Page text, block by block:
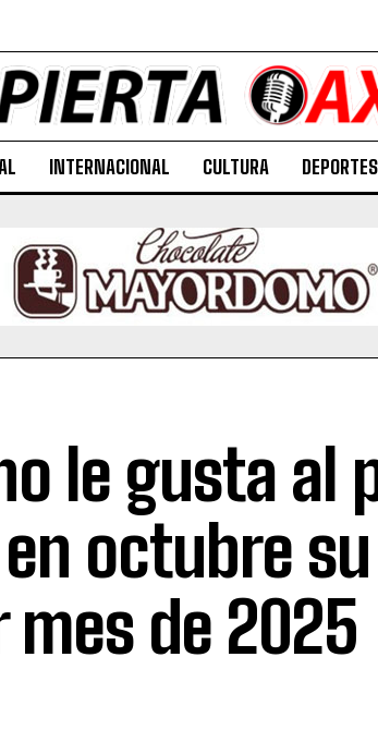
INTERNACIONAL CULTURA DEPORTES
le gusta al
octubre
mes de 2025